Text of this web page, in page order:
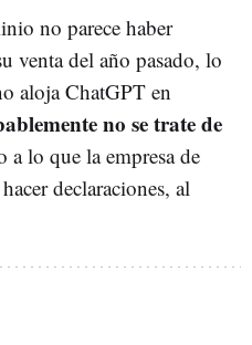
no parece haber
venta del año pasado, lo
aloja ChatGPT en
no se trate de
a lo que la empresa de
declaraciones, al